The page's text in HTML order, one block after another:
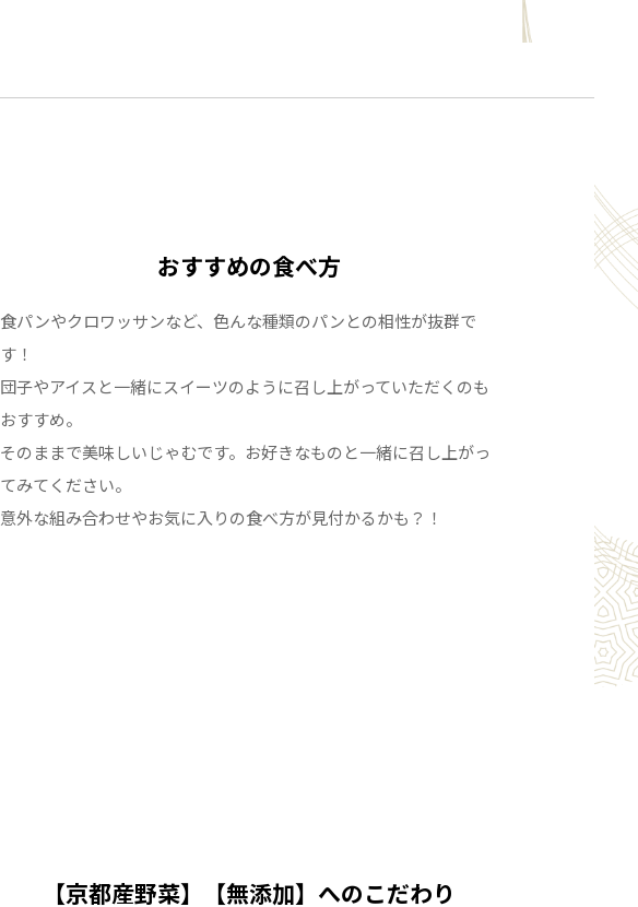
おすすめの食べ方
食パンやクロワッサンなど、色んな種類のパンとの相性が抜群で
す！
団子やアイスと一緒にスイーツのように召し上がっていただくのも
おすすめ。
そのままで美味しいじゃむです。お好きなものと一緒に召し上がっ
てみてください。
意外な組み合わせやお気に入りの食べ方が見付かるかも？！
【京都産野菜】【無添加】へのこだわり